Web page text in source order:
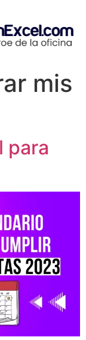
mis
para